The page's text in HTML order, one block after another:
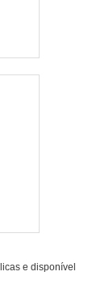
e disponível